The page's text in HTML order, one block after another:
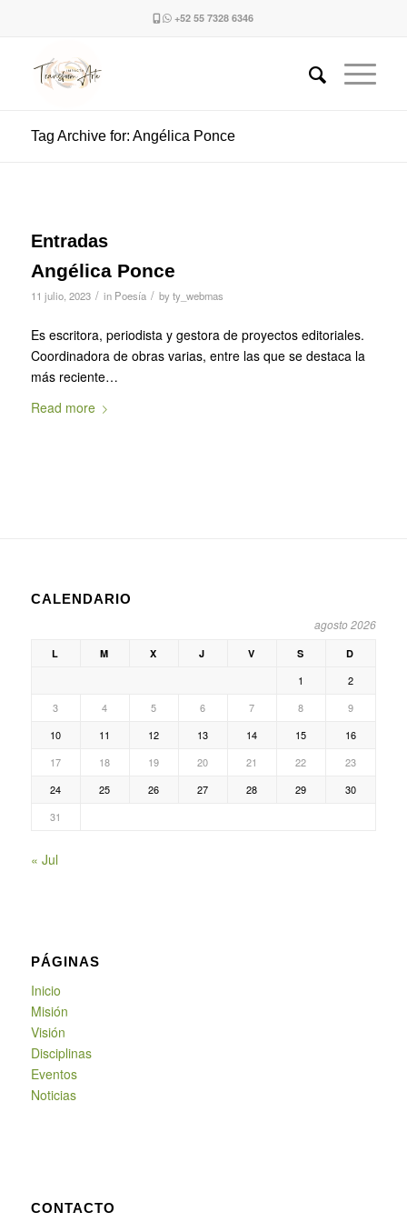
+52 55 7328 6346
Tag Archive for: Angélica Ponce
Entradas
Angélica Ponce
11 julio, 2023 / in Poesía / byty_webmas
Es escritora, periodista y gestora de proyectos editoriales.
Coordinadora de obras varias, entre las que se destaca la
más reciente…
Read more
CALENDARIO
agosto 2026
L M X J V S D
1
2
3
4 5 6 7 8
9
10
11 12 13 14 15
16
17
18 19 20 21 22
23
24
25 26 27 28 29
30
31
« Jul
PÁGINAS
Inicio
Misión
Visión
Disciplinas
Eventos
Noticias
CONTACTO